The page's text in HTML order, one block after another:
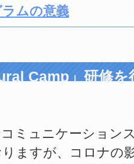
ムの意義
Camp」研修
ミュニケーション
ますが、コロナの